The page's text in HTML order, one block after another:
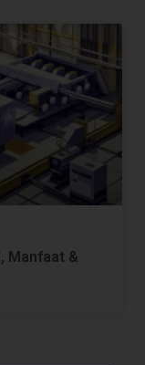
Manfaat &